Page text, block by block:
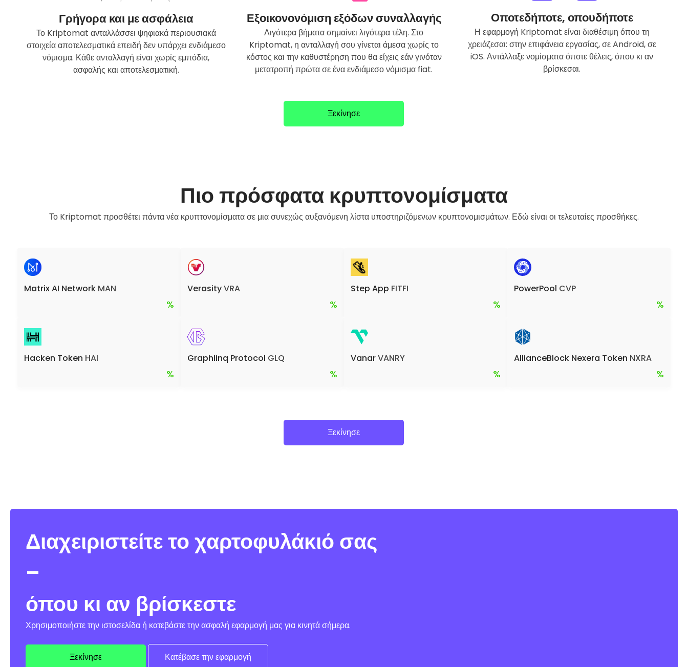
Γρήγορα και με ασφάλεια
Το Kriptomat ανταλλάσσει ψηφιακά περιουσιακά
στοιχεία αποτελεσματικά επειδή δεν υπάρχει ενδιάμεσο
νόμισμα. Κάθε ανταλλαγή είναι χωρίς εμπόδια,
ασφαλής και αποτελεσματική.
Εξοικονονόμιση εξόδων συναλλαγής
Λιγότερα βήματα σημαίνει λιγότερα τέλη. Στο
Kriptomat, η ανταλλαγή σου γίνεται άμεσα χωρίς το
κόστος και την καθυστέρηση που θα είχεις εάν γινόταν
μετατροπή πρώτα σε ένα ενδιάμεσο νόμισμα fiat.
Οποτεδήποτε, οπουδήποτε
Η εφαρμογή Kriptomat είναι διαθέσιμη όπου τη
χρειάζεσαι: στην επιφάνεια εργασίας, σε Android, σε
iOS. Αντάλλαξε νομίσματα όποτε θέλεις, όπου κι αν
βρίσκεσαι.
Ξεκίνησε
Πιο πρόσφατα κρυπτονομίσματα
Το Kriptomat προσθέτει πάντα νέα κρυπτονομίσματα σε μια συνεχώς αυξανόμενη λίστα υποστηριζόμενων κρυπτονομισμάτων. Εδώ είναι οι τελευταίες προσθήκες.
Matrix AI Network MAN
%
VerasityVRA
%
Step App FITFI
%
PowerPool CVP
%
Hacken Token HAI
%
Graphlinq Protocol GLQ
%
VanarVANRY
%
AllianceBlock Nexera Token NXRA
%
Ξεκίνησε
Διαχειριστείτε το χαρτοφυλάκιό σας
–
όπου κι αν βρίσκεστε
Χρησιμοποιήστε την ιστοσελίδα ή κατεβάστε την ασφαλή εφαρμογή μας για κινητά σήμερα.
Ξεκίνησε Κατέβασε την εφαρμογή